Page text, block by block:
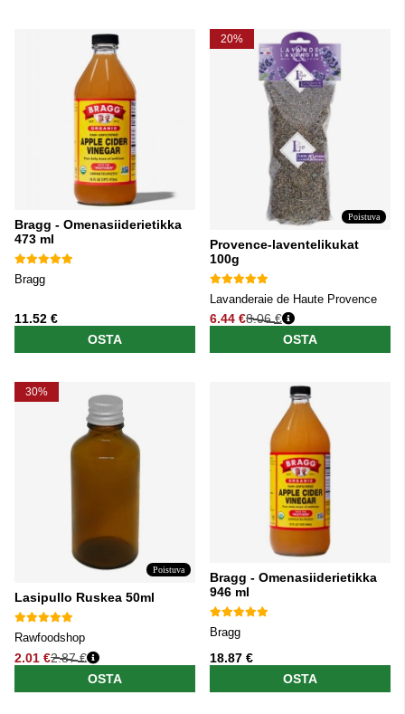
Bragg - Omenasiiderietikka
473 ml
Bragg
11.52 €
OSTA
20%
Poistuva
Provence-laventelikukat
100g
Lavanderaie de Haute Provence
6.44 €
Normaali hinta
8.06 €
OSTA
30%
Poistuva
Lasipullo Ruskea 50ml
Rawfoodshop
2.01 €
Normaali hinta
2.87 €
OSTA
Bragg - Omenasiiderietikka
946 ml
Bragg
18.87 €
OSTA